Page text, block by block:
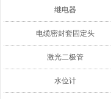
继电器
电缆密封套固定头
激光二极管
水位计